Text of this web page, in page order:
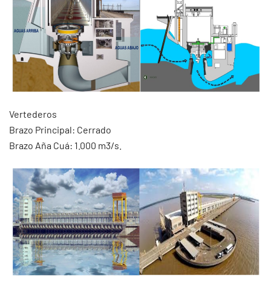
Vertederos
Brazo Principal: Cerrado
Brazo Aña Cuá: 1.000 m3/s.